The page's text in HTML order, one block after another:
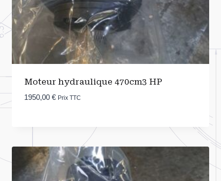
Moteur hydraulique 470cm3 HP
1950,00 € Prix TTC